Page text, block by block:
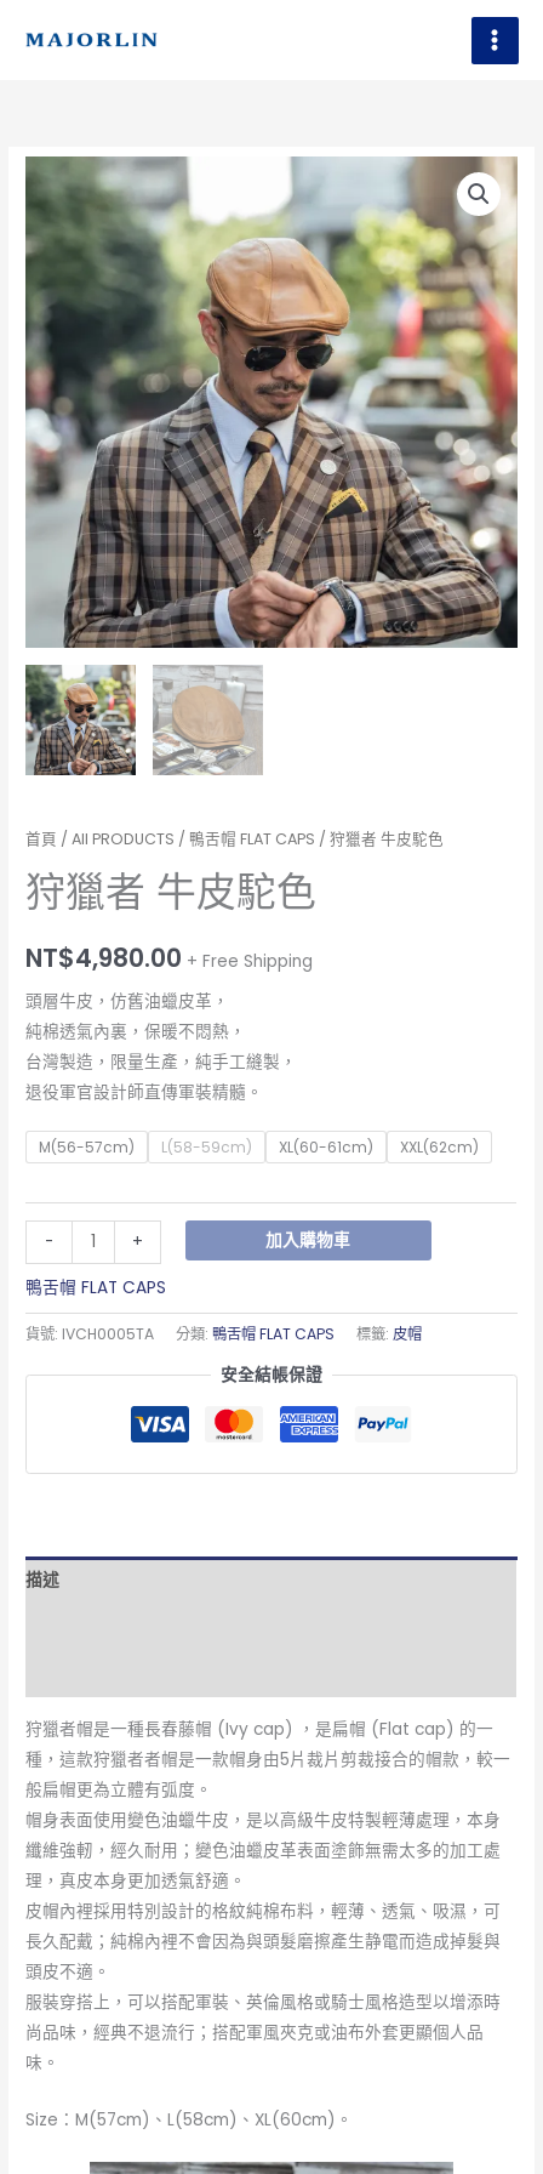
首頁 /All PRODUCTS / 鴨舌帽 FLAT CAPS / 狩獵者 牛皮駝色
狩獵者 牛皮駝色
NT$4,980.00 + Free Shipping
頭層牛皮，仿舊油蠟皮革，
純棉透氣內裏，保暖不悶熱，
台灣製造，限量生產，純手工縫製，
退役軍官設計師直傳軍裝精髓。
M(56-57cm) L(58-59cm) XL(60-61cm) XXL(62cm)
-
狩
獵
牛
皮
駝
色
數
量
+ 加入購物車
鴨舌帽 FLAT CAPS
貨號: IVCH0005TA 分類:鴨舌帽 FLAT CAPS 標籤:皮帽
安全結帳保證
描述
狩獵者帽是一種長春藤帽 (Ivy cap) ，是扁帽 (Flat cap) 的一
種，這款狩獵者者帽是一款帽身由5片裁片剪裁接合的帽款，較一
般扁帽更為立體有弧度。
帽身表面使用變色油蠟牛皮，是以高級牛皮特製輕薄處理，本身
纖維強軔，經久耐用；變色油蠟皮革表面塗飾無需太多的加工處
理，真皮本身更加透氣舒適。
皮帽內裡採用特別設計的格紋純棉布料，輕薄、透氣、吸濕，可
長久配戴；純棉內裡不會因為與頭髮磨擦產生静電而造成掉髮與
頭皮不適。
服裝穿搭上，可以搭配軍裝、英倫風格或騎士風格造型以增添時
尚品味，經典不退流行；搭配軍風夾克或油布外套更顯個人品
味。
Size：M(57cm)、L(58cm)、XL(60cm)。